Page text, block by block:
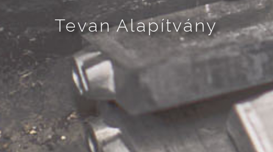
Tevan Alapítvány